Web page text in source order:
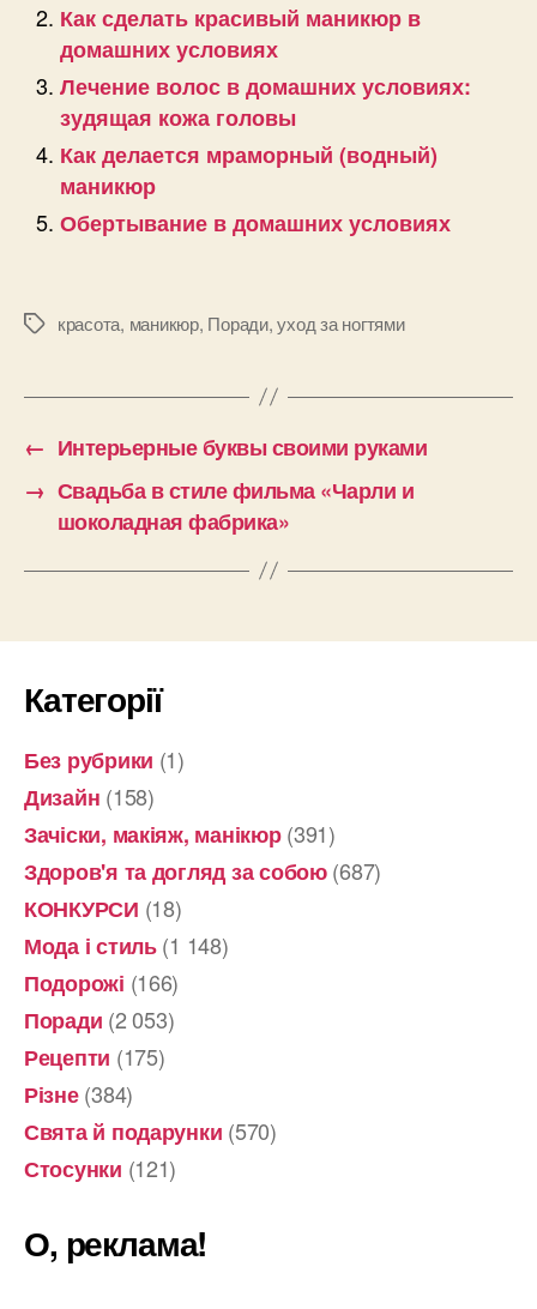
Как сделать красивый маникюр в
домашних условиях
Лечение волос в домашних условиях:
зудящая кожа головы
Как делается мраморный (водный)
маникюр
Обертывание в домашних условиях
Позначки
красота, маникюр, Поради,уход за ногтями
← Интерьерные буквы своими руками
→ Свадьба в стиле фильма «Чарли и
шоколадная фабрика»
Категорії
Без рубрики (1)
Дизайн (158)
Зачіски, макіяж, манікюр(391)
Здоров'я та догляд за собою(687)
КОНКУРСИ (18)
Мода і стиль(1 148)
Подорожі (166)
Поради (2 053)
Рецепти (175)
Різне(384)
Свята й подарунки (570)
Стосунки (121)
О, реклама!